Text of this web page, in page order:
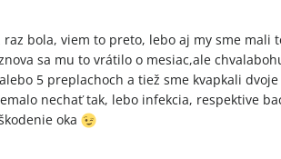
raz bola, viem to preto, lebo aj my sme mali
sa mu to vrátilo o mesiac,ale
5 preplachoch a tiež sme kvapkali dvoje
nechať tak, lebo infekcia, respektive
oka